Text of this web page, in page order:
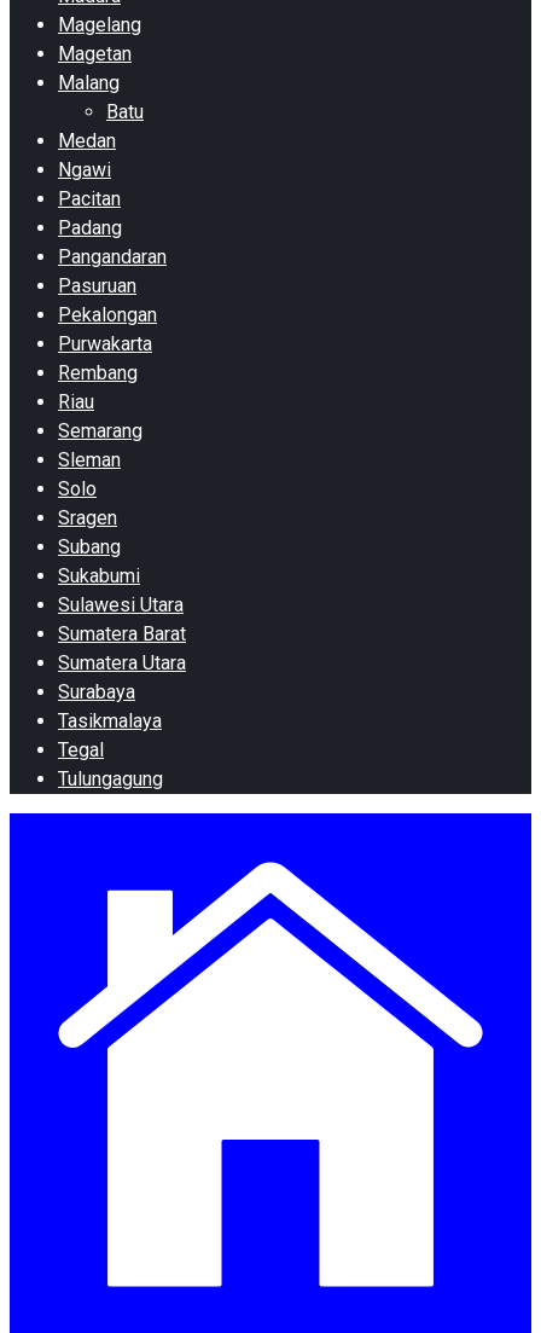
Magelang
Magetan
Malang
Batu
Medan
Ngawi
Pacitan
Padang
Pangandaran
Pasuruan
Pekalongan
Purwakarta
Rembang
Riau
Semarang
Sleman
Solo
Sragen
Subang
Sukabumi
Sulawesi Utara
Sumatera Barat
Sumatera Utara
Surabaya
Tasikmalaya
Tegal
Tulungagung